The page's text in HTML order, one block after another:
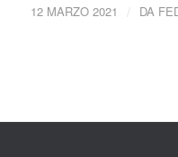
12 MARZO 2021 / DA